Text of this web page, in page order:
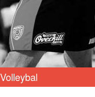
Volleybal